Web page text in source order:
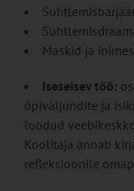
Maskid ja
Iseseisev töö:
õpiväljundite ja
loodud
Koolitaja annab
refleksioonile